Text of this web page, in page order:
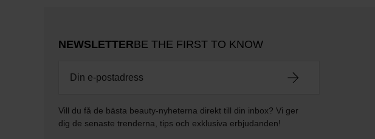
NEWSLETTERBE THE FIRST TO KNOW
Vill du få de bästa beauty-nyheterna direkt till din inbox? Vi ger
dig de senaste trenderna, tips och exklusiva erbjudanden!